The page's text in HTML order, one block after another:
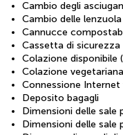
Cambio degli
Cambio delle
Cannucce
Cassetta di
Colazione disponibile
Colazione
Connessione Internet
Deposito bagagli
Dimensioni delle sale
Dimensioni delle sale